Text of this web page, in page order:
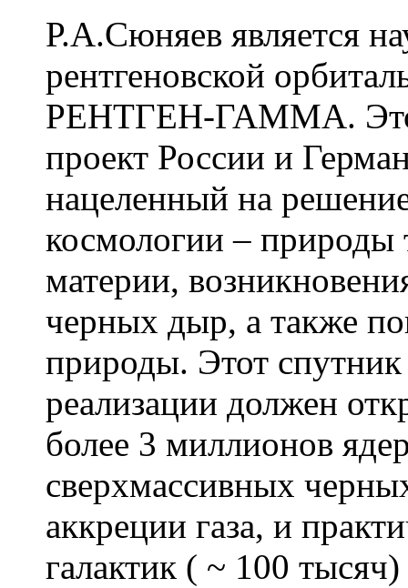
Р.А.Сюняев является
рентгеновской
РЕНТГЕН-ГАММА. Это
проект России и
нацеленный на
космологии – природы
материи,
черных дыр, а также
природы. Этот
реализации должен
более 3 миллионов
сверхмассивных
аккреции газа, и
галактик ( ~ 100